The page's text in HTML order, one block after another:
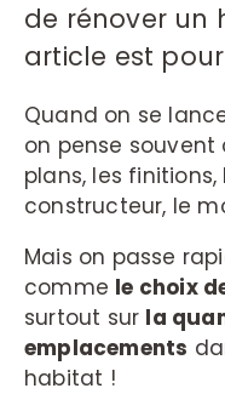
de rénover un
article est
Quand on se
on pense souvent
plans, les
constructeur, le
Mais on passe
comme le choix
surtout sur la
emplacements
habitat !